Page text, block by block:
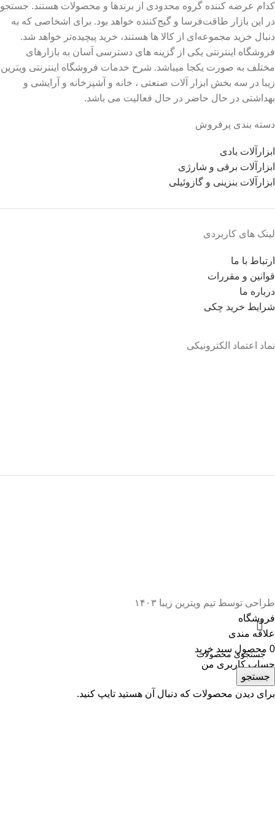
کدام عرضه کننده گروه محدودی از برندها و محصولات هستند. جستجو
در این بازار طاقت‌فرسا و گیج‌کننده خواهد بود. برای اشخاصی که به
دنبال خرید مجموعه‌ای از کالا ها هستند، خرید پیچیده‌تر خواهد شد.
فروشگاه اینترنتی یکی از گزینه های دسترسی آسان به بازارهای
مختلف به صورت یکجا میباشد. شرح خدمات فروشگاه اینترنتی ویترین
زیبا در سه بخش ابزار آلات صنعتی ، خانه و آشپزخانه و آرایشی و
بهداشتی در حال حاضر در حال فعالیت می باشد.
دسته بندی پرفروش
ابزارآلات بادی
ابزارآلات برقی و شارژی
ابزارآلات بنزینی و گازوئیلی
لینک های کاربردی
ارتباط با ما
قوانین و مقررات
درباره ما
شرايط خريد چکی
نماد اعتماد الکترونیکی
طراحی توسط تیم ویترین زیبا ۱۴۰۳
جستجو
برای دیدن محصولات که دنبال آن هستید تایپ کنید.
فروشگاه
علاقه مندی
0 محصول سبد خرید
حساب کاربری من